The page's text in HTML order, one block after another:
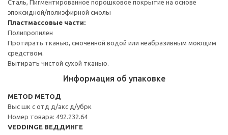
Сталь, Пигментированное порошковое покрытие на основе
эпоксидной/полиэфирной смолы
Пластмассовые части:
Полипропилен
Протирать тканью, смоченной водой или неабразивным моющим
средством.
Вытирать чистой сухой тканью.
Информация об упаковке
METOD МЕТОД
Выс шк с отд д/акс д/убрк
Номер товара: 492.232.64
VEDDINGE ВЕДДИНГЕ